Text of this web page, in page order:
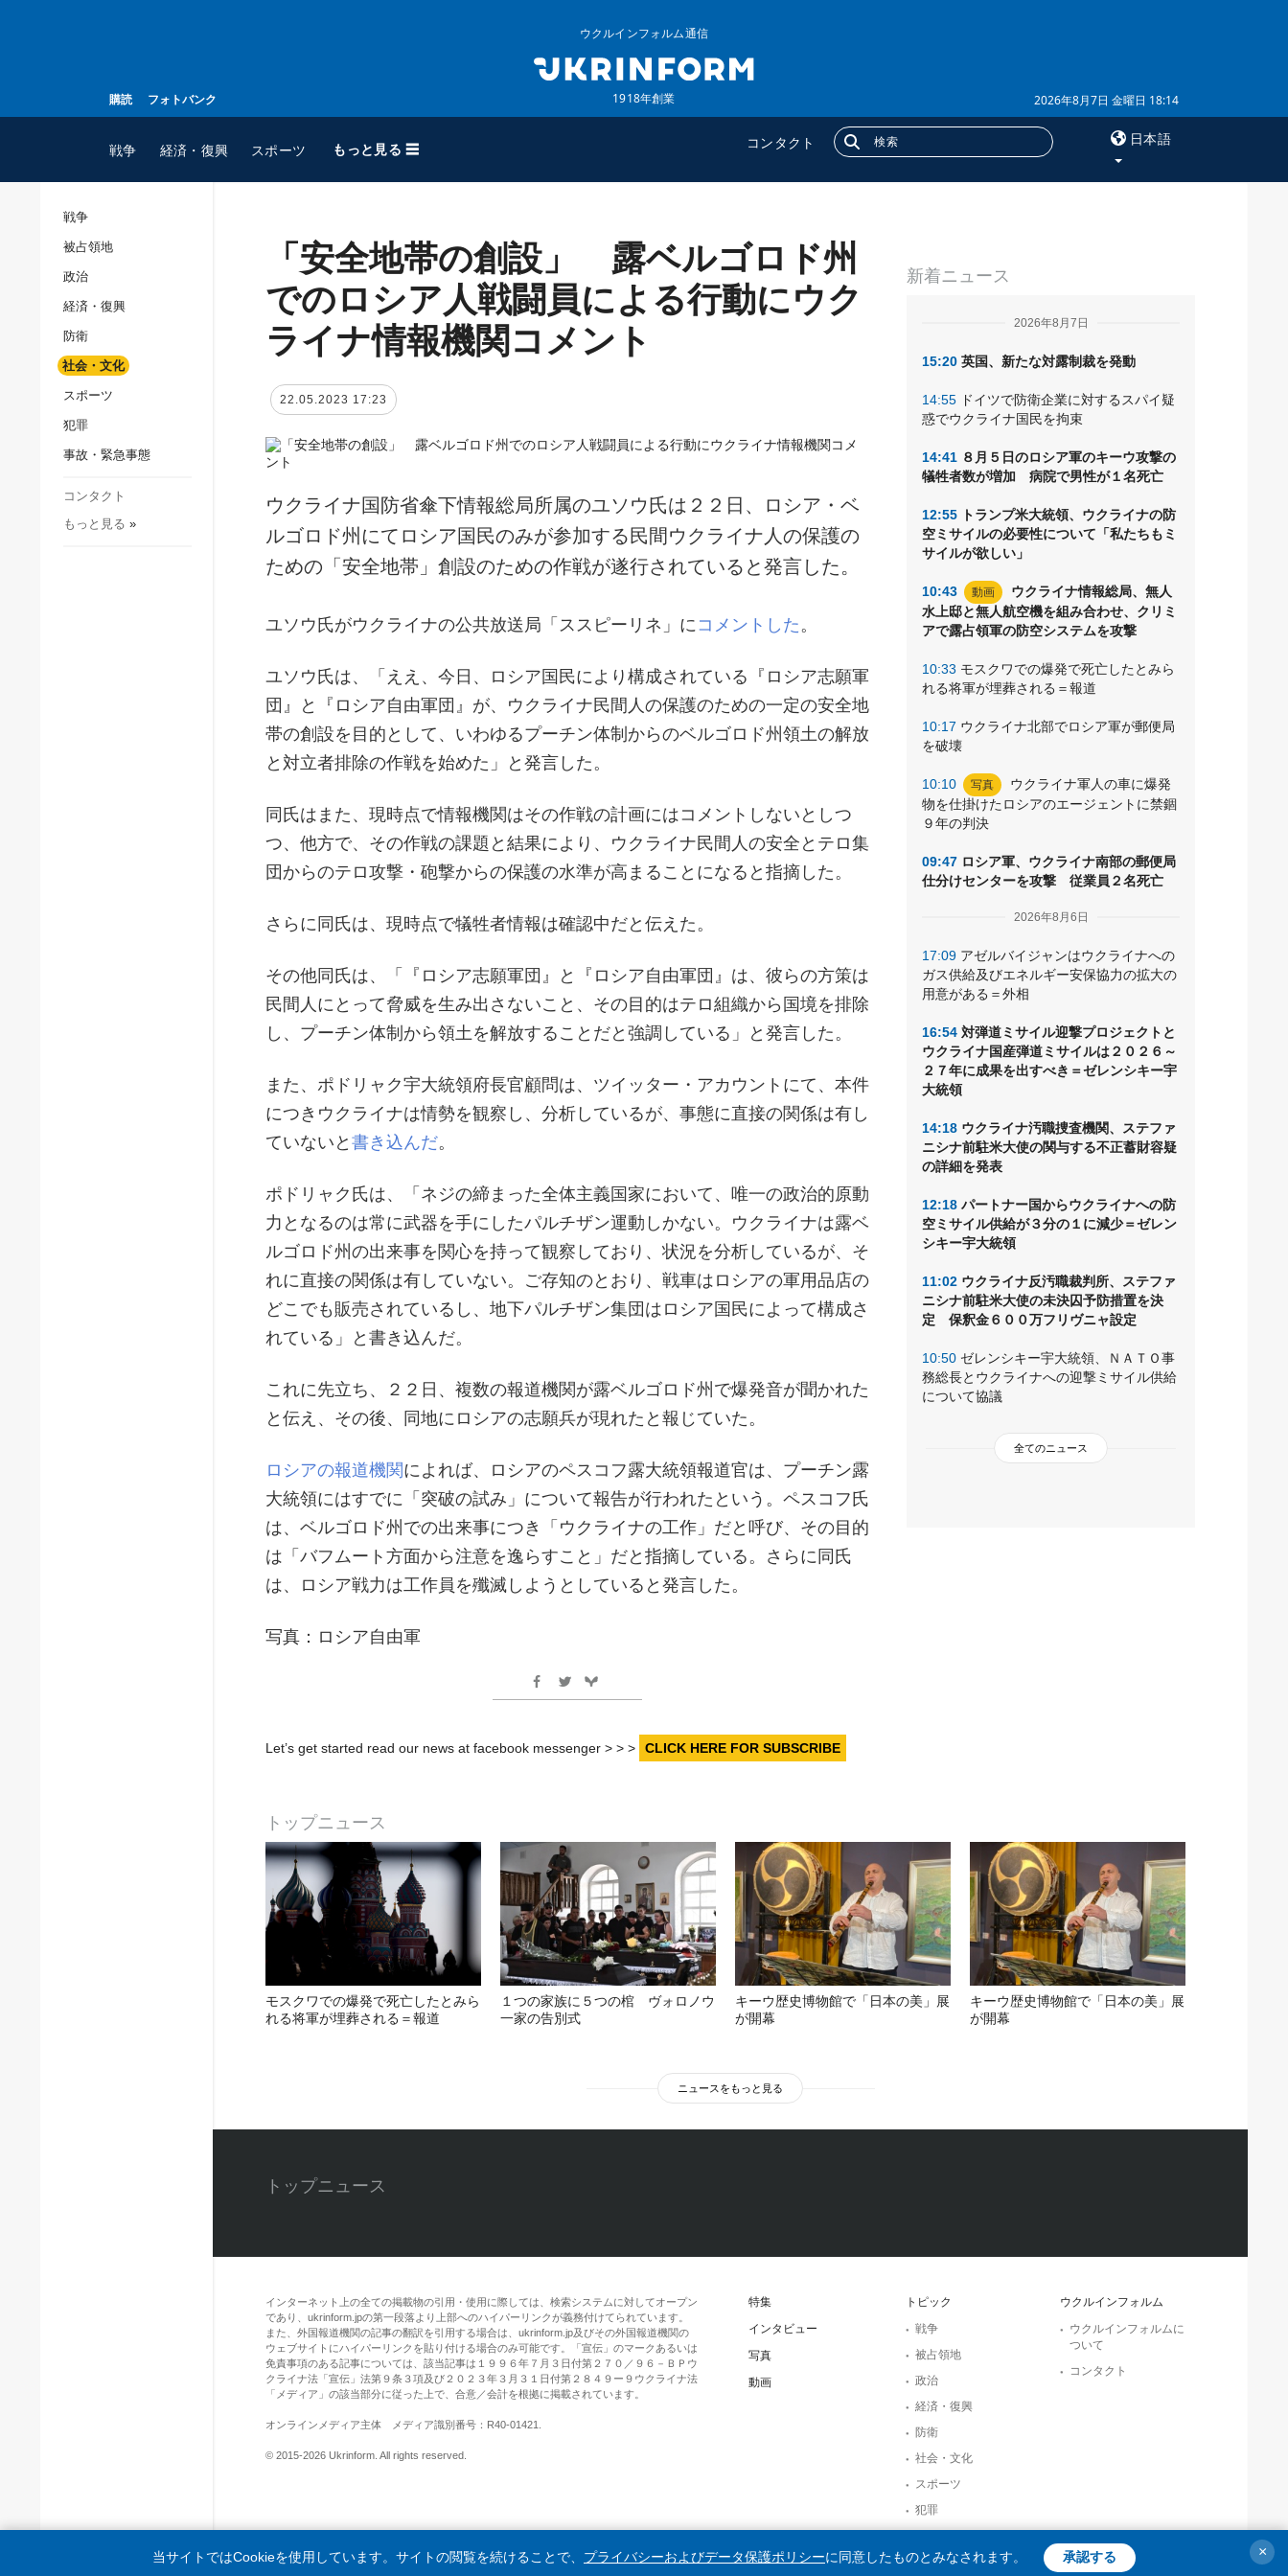
購読 フォトバンク
ウクルインフォルム通信
1918年創業 2026年8月7日 金曜日 18:14
戦争 経済・復興 スポーツ もっと見る ☰ コンタクト 日本語
スポーツ
ウクルインフォルム
ウクルインフォルムについ
て
コンタクト
追加
特集
インタビュー
購読
戦争
被占領地
政治
経済・復興
防衛
社会・文化
スポーツ
犯罪
事故・緊急事態
コンタクト
もっと見る »
新着ニュース
2026年8月7日
15:20 英国、新たな対露制裁を発動
14:55 ドイツで防衛企業に対するスパイ疑
惑でウクライナ国民を拘束
14:41 ８月５日のロシア軍のキーウ攻撃の
犠牲者数が増加 病院で男性が１名死亡
12:55 トランプ米大統領、ウクライナの防
空ミサイルの必要性について「私たちもミ
サイルが欲しい」
10:43 動画
ウクライナ情報総局、無人
水上邸と無人航空機を組み合わせ、クリミ
アで露占領軍の防空システムを攻撃
10:33 モスクワでの爆発で死亡したとみら
れる将軍が埋葬される＝報道
10:17 ウクライナ北部でロシア軍が郵便局
を破壊
10:10 写真
ウクライナ軍人の車に爆発
物を仕掛けたロシアのエージェントに禁錮
９年の判決
09:47 ロシア軍、ウクライナ南部の郵便局
仕分けセンターを攻撃 従業員２名死亡
2026年8月6日
17:09 アゼルバイジャンはウクライナへの
ガス供給及びエネルギー安保協力の拡大の
用意がある＝外相
16:54 対弾道ミサイル迎撃プロジェクトと
ウクライナ国産弾道ミサイルは２０２６～
２７年に成果を出すべき＝ゼレンシキー宇
大統領
14:18 ウクライナ汚職捜査機関、ステファ
ニシナ前駐米大使の関与する不正蓄財容疑
の詳細を発表
12:18 パートナー国からウクライナへの防
空ミサイル供給が３分の１に減少＝ゼレン
シキー宇大統領
11:02 ウクライナ反汚職裁判所、ステファ
ニシナ前駐米大使の未決囚予防措置を決
定 保釈金６００万フリヴニャ設定
10:50 ゼレンシキー宇大統領、ＮＡＴＯ事
務総長とウクライナへの迎撃ミサイル供給
について協議
全てのニュース
「安全地帯の創設」 露ベルゴロド州
でのロシア人戦闘員による行動にウク
ライナ情報機関コメント
22.05.2023 17:23
ウクライナ国防省傘下情報総局所属のユソウ氏は２２日、ロシア・ベ
ルゴロド州にてロシア国民のみが参加する民間ウクライナ人の保護の
ための「安全地帯」創設のための作戦が遂行されていると発言した。
ユソウ氏がウクライナの公共放送局「ススピーリネ」に コメントした 。
ユソウ氏は、「ええ、今日、ロシア国民により構成されている『ロシア志願軍
団』と『ロシア自由軍団』が、ウクライナ民間人の保護のための一定の安全地
帯の創設を目的として、いわゆるプーチン体制からのベルゴロド州領土の解放
と対立者排除の作戦を始めた」と発言した。
同氏はまた、現時点で情報機関はその作戦の計画にはコメントしないとしつ
つ、他方で、その作戦の課題と結果により、ウクライナ民間人の安全とテロ集
団からのテロ攻撃・砲撃からの保護の水準が高まることになると指摘した。
さらに同氏は、現時点で犠牲者情報は確認中だと伝えた。
その他同氏は、「『ロシア志願軍団』と『ロシア自由軍団』は、彼らの方策は
民間人にとって脅威を生み出さないこと、その目的はテロ組織から国境を排除
し、プーチン体制から領土を解放することだと強調している」と発言した。
また、ポドリャク宇大統領府長官顧問は、ツイッター・アカウントにて、本件
につきウクライナは情勢を観察し、分析しているが、事態に直接の関係は有し
ていないと 書き込んだ。
ポドリャク氏は、「ネジの締まった全体主義国家において、唯一の政治的原動
力となるのは常に武器を手にしたパルチザン運動しかない。ウクライナは露ベ
ルゴロド州の出来事を関心を持って観察しており、状況を分析しているが、そ
れに直接の関係は有していない。ご存知のとおり、戦車はロシアの軍用品店の
どこでも販売されているし、地下パルチザン集団はロシア国民によって構成さ
れている」と書き込んだ。
これに先立ち、２２日、複数の報道機関が露ベルゴロド州で爆発音が聞かれた
と伝え、その後、同地にロシアの志願兵が現れたと報じていた。
ロシアの報道機関によれば、ロシアのペスコフ露大統領報道官は、プーチン露
大統領にはすでに「突破の試み」について報告が行われたという。ペスコフ氏
は、ベルゴロド州での出来事につき「ウクライナの工作」だと呼び、その目的
は「バフムート方面から注意を逸らすこと」だと指摘している。さらに同氏
は、ロシア戦力は工作員を殲滅しようとしていると発言した。
写真：ロシア自由軍
Let’s get started read our news at facebook messenger > > > CLICK HERE FOR SUBSCRIBE
トップニュース
モスクワでの爆発で死亡したとみら
れる将軍が埋葬される＝報道
１つの家族に５つの棺 ヴォロノウ
一家の告別式
キーウ歴史博物館で「日本の美」展
が開幕
キーウ歴史博物館で「日本の美」展
が開幕
ニュースをもっと見る
トップニュース
トピック
戦争
被占領地
政治
経済・復興
防衛
社会・文化
スポーツ
犯罪
ウクルインフォルム
ウクルインフォルムに
ついて
コンタクト
特集
インタビュー
写真
動画
インターネット上の全ての掲載物の引用・使用に際しては、検索システムに対してオープン
であり、ukrinform.jpの第一段落より上部へのハイパーリンクが義務付けてられています。
また、外国報道機関の記事の翻訳を引用する場合は、ukrinform.jp及びその外国報道機関の
ウェブサイトにハイパーリンクを貼り付ける場合のみ可能です。「宣伝」のマークあるいは
免責事項のある記事については、該当記事は１９９６年７月３日付第２７０／９６－ＢＰウ
クライナ法「宣伝」法第９条３項及び２０２３年３月３１日付第２８４９ー９ウクライナ法
「メディア」の該当部分に従った上で、合意／会計を根拠に掲載されています。
オンラインメディア主体 メディア識別番号：R40-01421.
© 2015-2026 Ukrinform. All rights reserved.
当サイトではCookieを使用しています。サイトの閲覧を続けることで、 プライバシーおよびデータ保護ポリシーに同意したものとみなされます。 承認する ×